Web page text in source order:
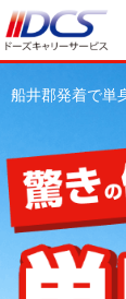
船井郡発着で単